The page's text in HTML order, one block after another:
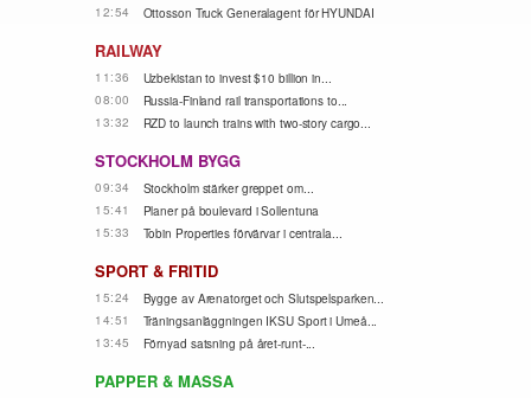
12:54
Ottosson Truck Generalagent för HYUNDAI
RAILWAY
11:36
Uzbekistan to invest $10 billion in...
08:00
Russia-Finland rail transportations to...
13:32
RZD to launch trains with two-story cargo...
STOCKHOLM BYGG
09:34
Stockholm stärker greppet om...
15:41
Planer på boulevard i Sollentuna
15:33
Tobin Properties förvärvar i centrala...
SPORT & FRITID
15:24
Bygge av Arenatorget och Slutspelsparken...
14:51
Träningsanläggningen IKSU Sport i Umeå...
13:45
Förnyad satsning på året-runt-...
PAPPER & MASSA